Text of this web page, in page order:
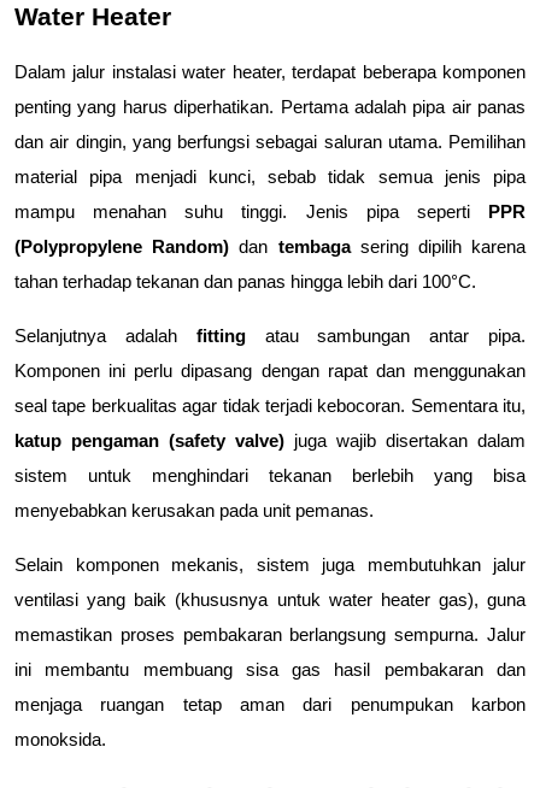
Water Heater
Dalam jalur instalasi water heater, terdapat beberapa komponen
penting yang harus diperhatikan. Pertama adalah pipa air panas
dan air dingin, yang berfungsi sebagai saluran utama. Pemilihan
material pipa menjadi kunci, sebab tidak semua jenis pipa
mampu menahan suhu tinggi. Jenis pipa seperti PPR
(Polypropylene Random) dan tembaga sering dipilih karena
tahan terhadap tekanan dan panas hingga lebih dari 100°C.
Selanjutnya adalah fitting atau sambungan antar pipa.
Komponen ini perlu dipasang dengan rapat dan menggunakan
katup pengaman (safety valve) juga wajib disertakan dalam
sistem untuk menghindari tekanan berlebih yang bisa
menyebabkan kerusakan pada unit pemanas.
Selain komponen mekanis, sistem juga membutuhkan jalur
ventilasi yang baik (khususnya untuk water heater gas), guna
memastikan proses pembakaran berlangsung sempurna. Jalur
ini membantu membuang sisa gas hasil pembakaran dan
menjaga ruangan tetap aman dari penumpukan karbon
monoksida.